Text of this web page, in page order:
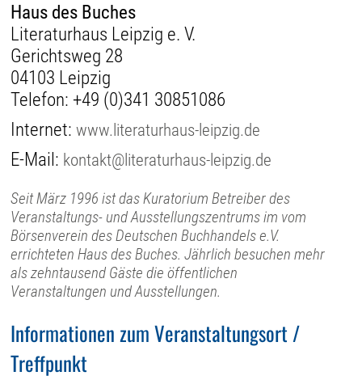
Haus des Buches
Literaturhaus Leipzig e. V.
Gerichtsweg 28
04103 Leipzig
Telefon: +49 (0)341 30851086
Internet:www.literaturhaus-leipzig.de
E-Mail: kontakt@literaturhaus-leipzig.de
Seit März 1996 ist das Kuratorium Betreiber des
Veranstaltungs- und Ausstellungszentrums im vom
Börsenverein des Deutschen Buchhandels e.V.
errichteten Haus des Buches. Jährlich besuchen mehr
als zehntausend Gäste die öffentlichen
Veranstaltungen und Ausstellungen.
Informationen zum Veranstaltungsort /
Treffpunkt